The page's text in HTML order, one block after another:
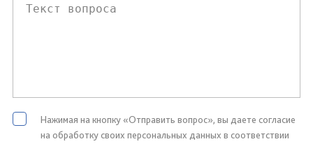
Нажимая на кнопку «Отправить вопрос», вы даете согласие
на обработку своих персональных данных в соответствии